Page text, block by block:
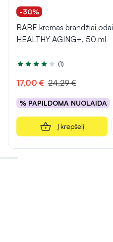
-30%
BABE kremas brandžiai odai
HEALTHY AGING+, 50 ml
Įvertinimas 4.0 iš 5
(1)
17,00 € 24,29 €
% PAPILDOMA NUOLAIDA
Į krepšelį